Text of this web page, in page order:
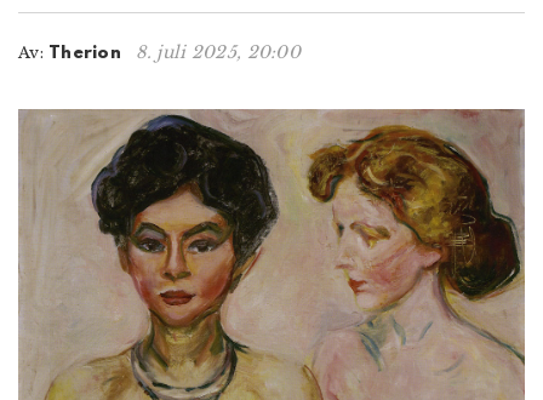
o
n
Av: Therion 8. juli 2025, 20:00